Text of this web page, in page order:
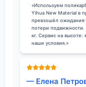
«Используем
Yihua New Material в
превзошёл
потери
кг. Сервис на
наши условия.»
— Елена